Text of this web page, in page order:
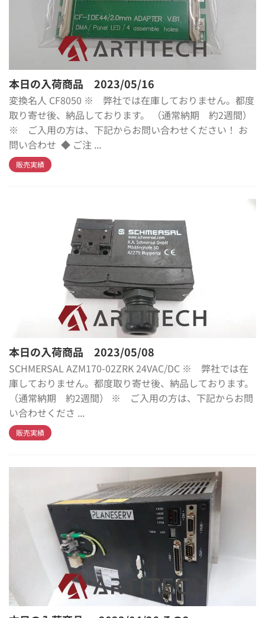
本日の入荷商品 2023/05/16
変換名人 CF8050 ※ 弊社では在庫しておりません。都度
取り寄せ後、納品しております。 （通常納期 約2週間）
※ ご入用の方は、下記からお問い合わせください！ お
問い合わせ ◆ ご注 ...
販売実績
本日の入荷商品 2023/05/08
SCHMERSAL AZM170-02ZRK 24VAC/DC ※ 弊社では在
庫しておりません。都度取り寄せ後、納品しております。
（通常納期 約2週間） ※ ご入用の方は、下記からお問
い合わせくださ ...
販売実績